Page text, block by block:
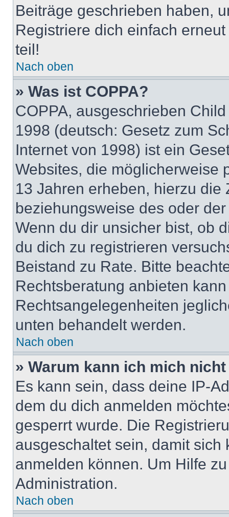
Beiträge geschrieben haben,
Registriere dich einfach
teil!
Nach oben
» Was ist COPPA?
COPPA, ausgeschrieben
1998 (deutsch: Gesetz zum
Internet von 1998) ist ein
Websites, die möglicherweise
13 Jahren erheben, hierzu die
beziehungsweise des oder
Wenn du dir unsicher bist, ob
du dich zu registrieren
Beistand zu Rate. Bitte
Rechtsberatung anbieten
Rechtsangelegenheiten
unten behandelt werden.
Nach oben
» Warum kann ich mich
Es kann sein, dass deine IP-
dem du dich anmelden
gesperrt wurde. Die
ausgeschaltet sein, damit
anmelden können. Um Hilfe
Administration.
Nach oben